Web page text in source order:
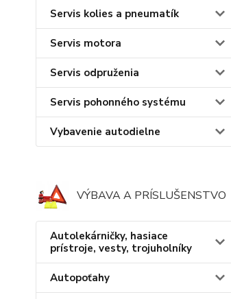
Servis kolies a pneumatík
Servis motora
Servis odpruženia
Servis pohonného systému
Vybavenie autodielne
VÝBAVA A PRÍSLUŠENSTVO
Autolekárničky, hasiace
prístroje, vesty, trojuholníky
Autopoťahy